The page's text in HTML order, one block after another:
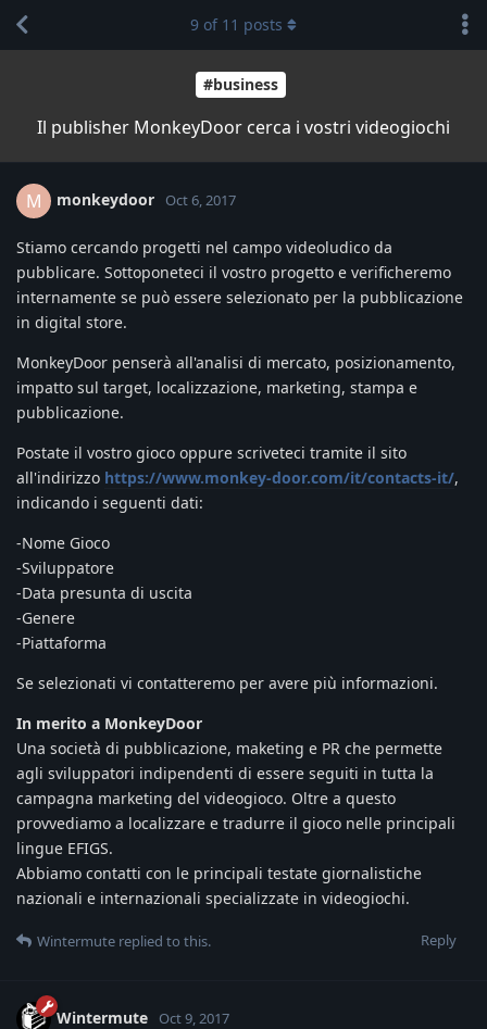
#business
Il publisher MonkeyDoor cerca i vostri videogiochi
9 of 11 posts
M monkeydoor Oct 6, 2017
Stiamo cercando progetti nel campo videoludico da
pubblicare. Sottoponeteci il vostro progetto e verificheremo
internamente se può essere selezionato per la pubblicazione
in digital store.
MonkeyDoor penserà all'analisi di mercato, posizionamento,
impatto sul target, localizzazione, marketing, stampa e
pubblicazione.
Postate il vostro gioco oppure scriveteci tramite il sito
all'indirizzo https://www.monkey-door.com/it/contacts-it/,
indicando i seguenti dati:
-Nome Gioco
-Sviluppatore
-Data presunta di uscita
-Genere
-Piattaforma
Se selezionati vi contatteremo per avere più informazioni.
In merito a MonkeyDoor
Una società di pubblicazione, maketing e PR che permette
agli sviluppatori indipendenti di essere seguiti in tutta la
campagna marketing del videogioco. Oltre a questo
provvediamo a localizzare e tradurre il gioco nelle principali
lingue EFIGS.
Abbiamo contatti con le principali testate giornalistiche
nazionali e internazionali specializzate in videogiochi.
Reply
Wintermute replied to this.
Wintermute Oct 9, 2017